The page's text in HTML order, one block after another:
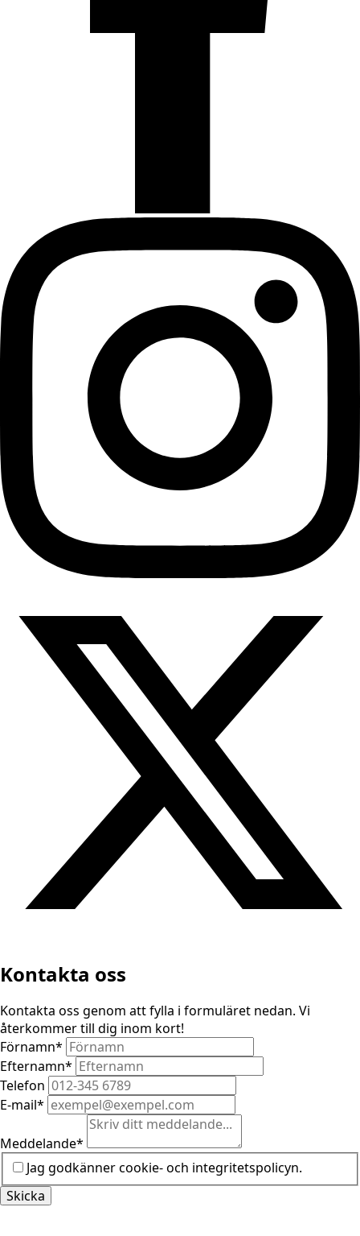
Kontakta oss
Kontakta oss genom att fylla i formuläret nedan. Vi
återkommer till dig inom kort!
Förnamn*
Efternamn*
Telefon
E-mail*
Meddelande*
Jag godkänner cookie- och integritetspolicyn.
Skicka